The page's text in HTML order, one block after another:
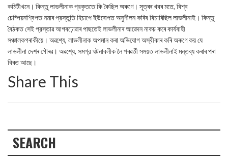
কমিটীখনে। কিন্তু লাভলীনাক প্রকৃততে কি কৈছিল অৰুণে। সূত্ৰৰ খবৰ মতে, বিশ্ব
চেম্পিয়নশ্বিপত নমাৰ প্রস্তুতি হিচাপে ইউৰোপত অনুশীলন কৰিব বিচাৰিছিল লাভলীনাই। কিন্তু
বৈঠকত সেই প্রস্তাৱ আগবঢ়োৱাৰ পাছতেই লাভলীনাৰ আৱেদন নাকচ কৰে কাৰ্যবাহী
সঞ্চালকগৰাকীয়ে। অৱশ্যে, লাভলীনাক অপমান কৰা অভিযোগ অস্বীকাৰ কৰি অৰুণে কয় যে
লাভলীনা দেশৰ গৌৰৱ। অৱশ্যে, সমগ্র ঘটনাবলীক লৈ পৰৱৰ্তী সময়ত লাভলীনাই মন্তব্য কৰাৰ পৰা
বিৰত আছে।
Share This
SEARCH